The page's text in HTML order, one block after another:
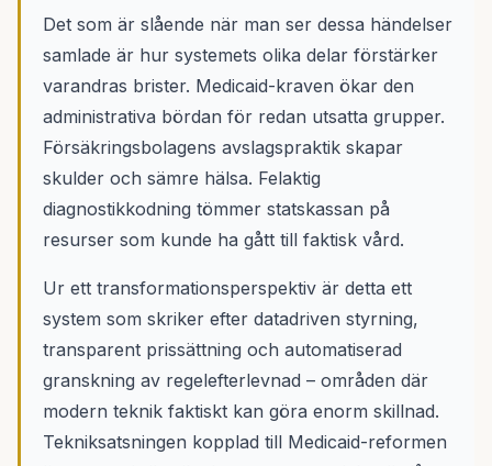
Det som är slående när man ser dessa händelser
samlade är hur systemets olika delar förstärker
varandras brister. Medicaid-kraven ökar den
administrativa bördan för redan utsatta grupper.
Försäkringsbolagens avslagspraktik skapar
skulder och sämre hälsa. Felaktig
diagnostikkodning tömmer statskassan på
resurser som kunde ha gått till faktisk vård.
Ur ett transformationsperspektiv är detta ett
system som skriker efter datadriven styrning,
transparent prissättning och automatiserad
granskning av regelefterlevnad – områden där
modern teknik faktiskt kan göra enorm skillnad.
Tekniksatsningen kopplad till Medicaid-reformen